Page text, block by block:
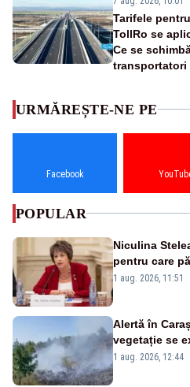
Tarifele
TollRo se
Ce se
transportatori
URMĂREȘTE-NE PE
Facebook
POPULAR
Niculina
pentru care
nu este o
1 aug. 2026, 11:51
Alertă în
vegetație se
silvicultori se
1 aug. 2026, 12:44